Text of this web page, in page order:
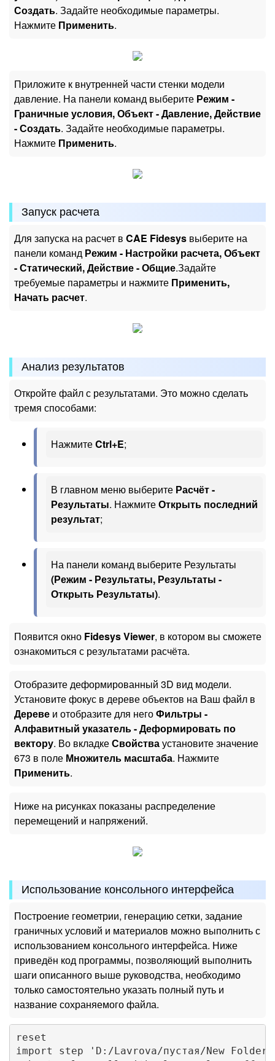
Создать. Задайте необходимые параметры.
Нажмите Применить.
Приложите к внутренней части стенки модели
давление. На панели команд выберите Режим -
Граничные условия, Объект - Давление, Действие
- Создать. Задайте необходимые параметры.
Нажмите Применить.
Запуск расчета
Для запуска на расчет в CAE Fidesys выберите на
панели команд Режим - Настройки расчета, Объект
- Статический, Действие - Общие.Задайте
требуемые параметры и нажмите Применить,
Начать расчет.
Анализ результатов
Откройте файл с результатами. Это можно сделать
тремя способами:
НажмитеCtrl+E;
В главном меню выберите Расчёт -
Результаты. НажмитеОткрыть последний
результат;
На панели команд выберите Результаты
(Режим - Результаты, Результаты -
Открыть Результаты).
Появится окно Fidesys Viewer, в котором вы сможете
ознакомиться с результатами расчёта.
Отобразите деформированный 3D вид модели.
Установите фокус в дереве объектов на Ваш файл в
Дереве и отобразите для негоФильтры -
Алфавитный указатель - Деформировать по
вектору. Во вкладкеСвойстваустановите значение
673 в поле Множитель масштаба. Нажмите
Применить.
Ниже на рисунках показаны распределение
перемещений и напряжений.
Использование консольного интерфейсa
Построение геометрии, генерацию сетки, задание
граничных условий и материалов можно выполнить с
использованием консольного интерфейса. Ниже
приведён код программы, позволяющий выполнить
шаги описанного выше руководства, необходимо
только самостоятельно указать полный путь и
название сохраняемого файла.
reset
import step 'D:/Lavrova/пустая/New